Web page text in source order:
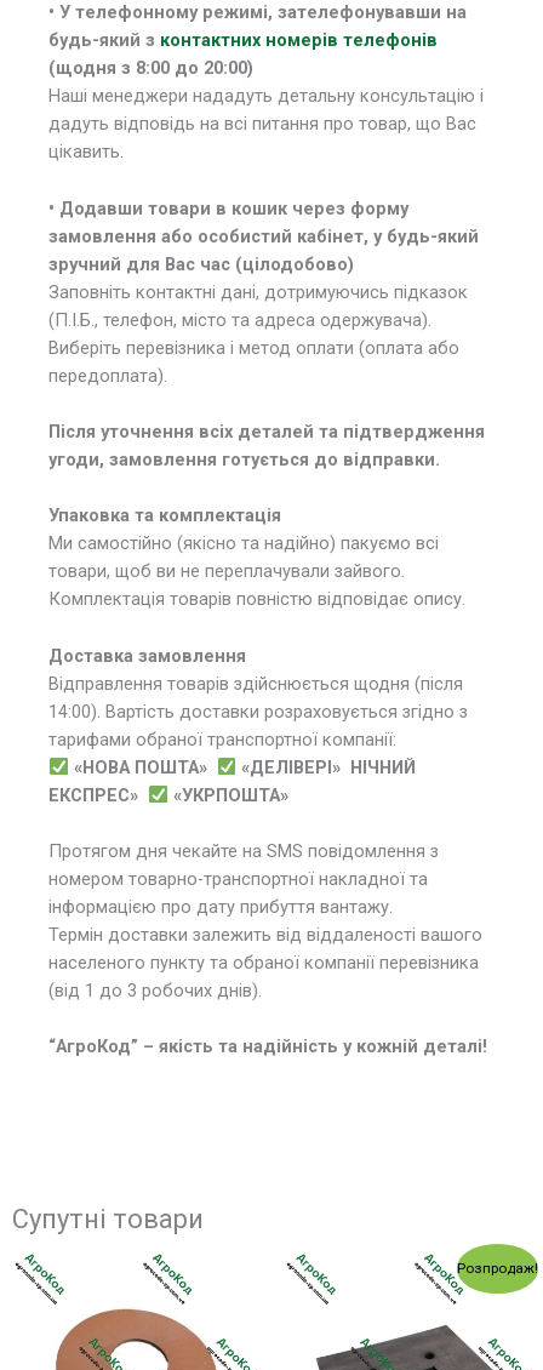
• У телефонному режимі, зателефонувавши на
будь-який з контактних номерів телефонів
(щодня з 8:00 до 20:00)
Наші менеджери нададуть детальну консультацію і
дадуть відповідь на всі питання про товар, що Вас
цікавить.
• Додавши товари в кошик через форму
замовлення або особистий кабінет, у будь-який
зручний для Вас час (цілодобово)
Заповніть контактні дані, дотримуючись підказок
(П.І.Б., телефон, місто та адреса одержувача).
Виберіть перевізника і метод оплати (оплата або
передоплата).
Після уточнення всіх деталей та підтвердження
угоди, замовлення готується до відправки.
Упаковка та комплектація
Ми самостійно (якісно та надійно) пакуємо всі
товари, щоб ви не переплачували зайвого.
Комплектація товарів повністю відповідає опису.
Доставка замовлення
Відправлення товарів здійснюється щодня (після
14:00). Вартість доставки розраховується згідно з
тарифами обраної транспортної компанії:
«НОВА ПОШТА»
«ДЕЛІВЕРІ» НІЧНИЙ
ЕКСПРЕС»
«УКРПОШТА»
Протягом дня чекайте на SMS повідомлення з
номером товарно-транспортної накладної та
інформацією про дату прибуття вантажу.
Термін доставки залежить від віддаленості вашого
населеного пункту та обраної компанії перевізника
(від 1 до 3 робочих днів).
“АгроКод” – якість та надійність у кожній деталі!
Супутні товари
Розпродаж!
Оригінальна
ціна:
20.00 грн..
ціна: